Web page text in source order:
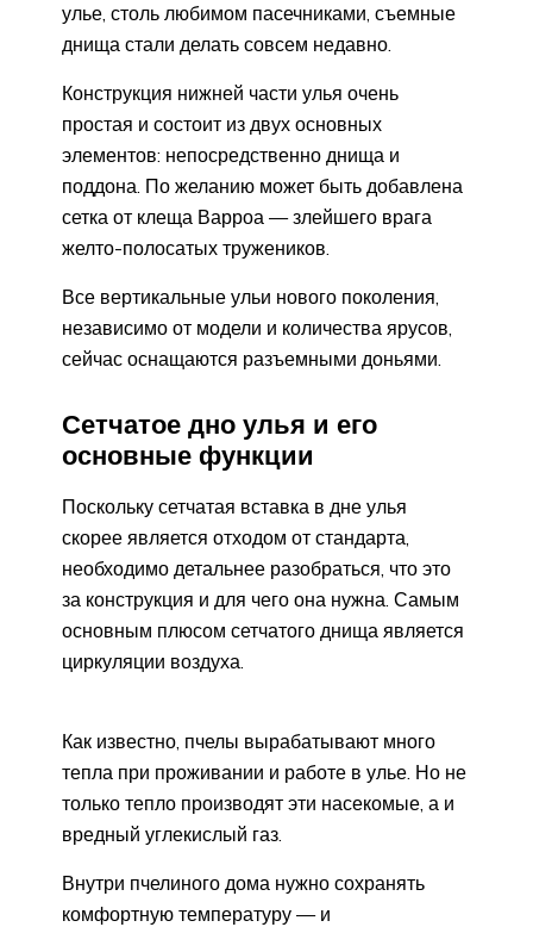
улье, столь любимом пасечниками, съемные
днища стали делать совсем недавно.
Конструкция нижней части улья очень
простая и состоит из двух основных
элементов: непосредственно днища и
поддона. По желанию может быть добавлена
сетка от клеща Варроа — злейшего врага
желто-полосатых тружеников.
Все вертикальные ульи нового поколения,
независимо от модели и количества ярусов,
сейчас оснащаются разъемными доньями.
Сетчатое дно улья и его
основные функции
Поскольку сетчатая вставка в дне улья
скорее является отходом от стандарта,
необходимо детальнее разобраться, что это
за конструкция и для чего она нужна. Самым
основным плюсом сетчатого днища является
циркуляции воздуха.
Как известно, пчелы вырабатывают много
тепла при проживании и работе в улье. Но не
только тепло производят эти насекомые, а и
вредный углекислый газ.
Внутри пчелиного дома нужно сохранять
комфортную температуру — и